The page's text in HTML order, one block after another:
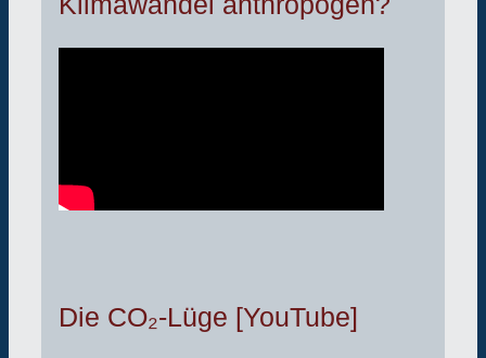
Die CO₂-Lüge [YouTube]